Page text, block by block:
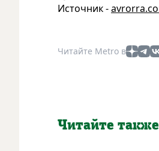
Источник -
Читайте Metro в
Читайте также